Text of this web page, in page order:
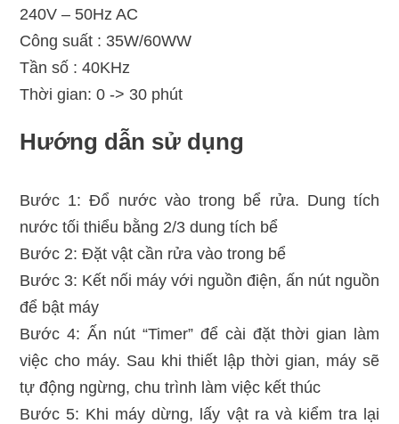
240V – 50Hz AC
Công suất : 35W/60WW
Tần số : 40KHz
Thời gian: 0 -> 30 phút
Hướng dẫn sử dụng
Bước 1: Đổ nước vào trong bể rửa. Dung tích
nước tối thiểu bằng 2/3 dung tích bể
Bước 2: Đặt vật cần rửa vào trong bể
Bước 3: Kết nối máy với nguồn điện, ấn nút nguồn
để bật máy
Bước 4: Ấn nút “Timer” để cài đặt thời gian làm
việc cho máy. Sau khi thiết lập thời gian, máy sẽ
tự động ngừng, chu trình làm việc kết thúc
Bước 5: Khi máy dừng, lấy vật ra và kiểm tra lại